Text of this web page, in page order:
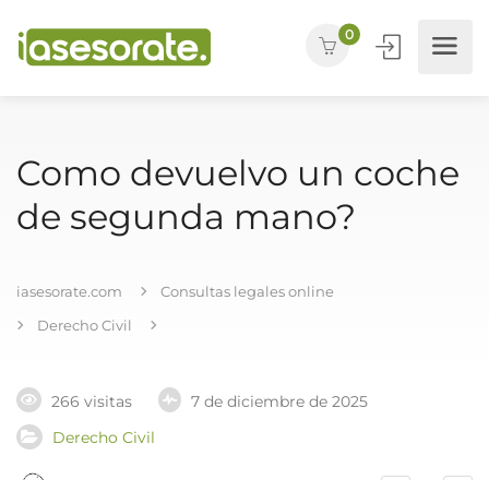
0
Como devuelvo un coche
de segunda mano?
iasesorate.com
Consultas legales online
Derecho Civil
266 visitas
7 de diciembre de 2025
Derecho Civil